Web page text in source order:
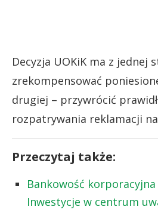
Decyzja UOKiK ma z jednej
zrekompensować
drugiej – przywrócić
rozpatrywania reklamacji
Przeczytaj także:
Bankowość
Inwestycje w centrum